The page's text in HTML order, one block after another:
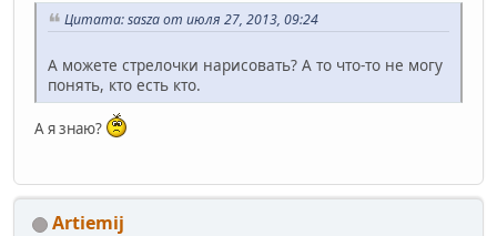
Цитата: sasza от июля 27, 2013, 09:24
А можете стрелочки нарисовать? А то что-то не могу
понять, кто есть кто.
А я знаю?
Artiemij